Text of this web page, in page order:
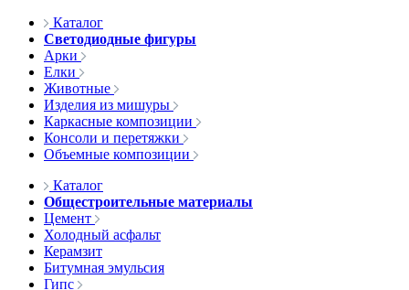
Каталог
Светодиодные фигуры
Арки
Елки
Животные
Изделия из мишуры
Каркасные композиции
Консоли и перетяжки
Объемные композиции
Каталог
Общестроительные материалы
Цемент
Холодный асфальт
Керамзит
Битумная эмульсия
Гипс